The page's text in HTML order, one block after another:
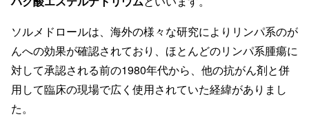
ソルメドロールは、海外の様々な研究によりリンパ系のが
んへの効果が確認されており、ほとんどのリンパ系腫瘍に
対して承認される前の1980年代から、他の抗がん剤と併
用して臨床の現場で広く使用されていた経緯がありまし
た。